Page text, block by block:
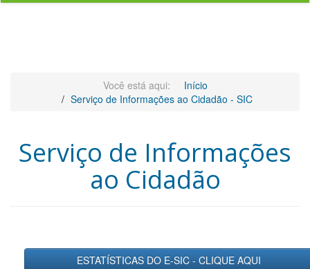
Você está aqui: Início
Serviço de Informações ao Cidadão - SIC
Serviço de Informações
ao Cidadão
ESTATÍSTICAS DO E-SIC - CLIQUE AQUI